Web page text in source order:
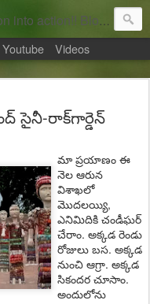
Blogs on Sustainability
Youtube Videos
సైనీ-రాక్‌గార్డెన్‌
మా ప్ర‌యాణం ఈ
నెల ఆరున
విశాఖలో
మొద‌ల‌య్యి,
ఎనిమిదికి చండీఘ‌ర్
చేరాం. అక్కడ రెండు
రోజులు బస. అక్కడ
నుంచి ఆగ్రా. అక్కడ
సికందర చూసాం.
అందులోను